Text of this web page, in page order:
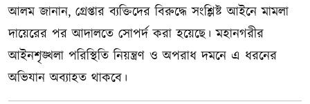
আলম জানান, গ্রেপ্তার ব্যক্তিদের বিরুদ্ধে সংশ্লিষ্ট আইনে মামলা
দায়েরের পর আদালতে সোপর্দ করা হয়েছে। মহানগরীর
আইনশৃঙ্খলা পরিস্থিতি নিয়ন্ত্রণ ও অপরাধ দমনে এ ধরনের
অভিযান অব্যাহত থাকবে।